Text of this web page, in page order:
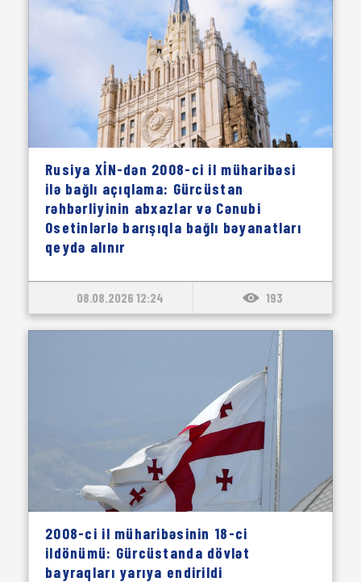
Rusiya XİN-dən 2008-ci il müharibəsi
ilə bağlı açıqlama: Gürcüstan
rəhbərliyinin abxazlar və Cənubi
Osetinlərlə barışıqla bağlı bəyanatları
qeydə alınır
08.08.2026 12:24 193
2008-ci il müharibəsinin 18-ci
ildönümü: Gürcüstanda dövlət
bayraqları yarıya endirildi